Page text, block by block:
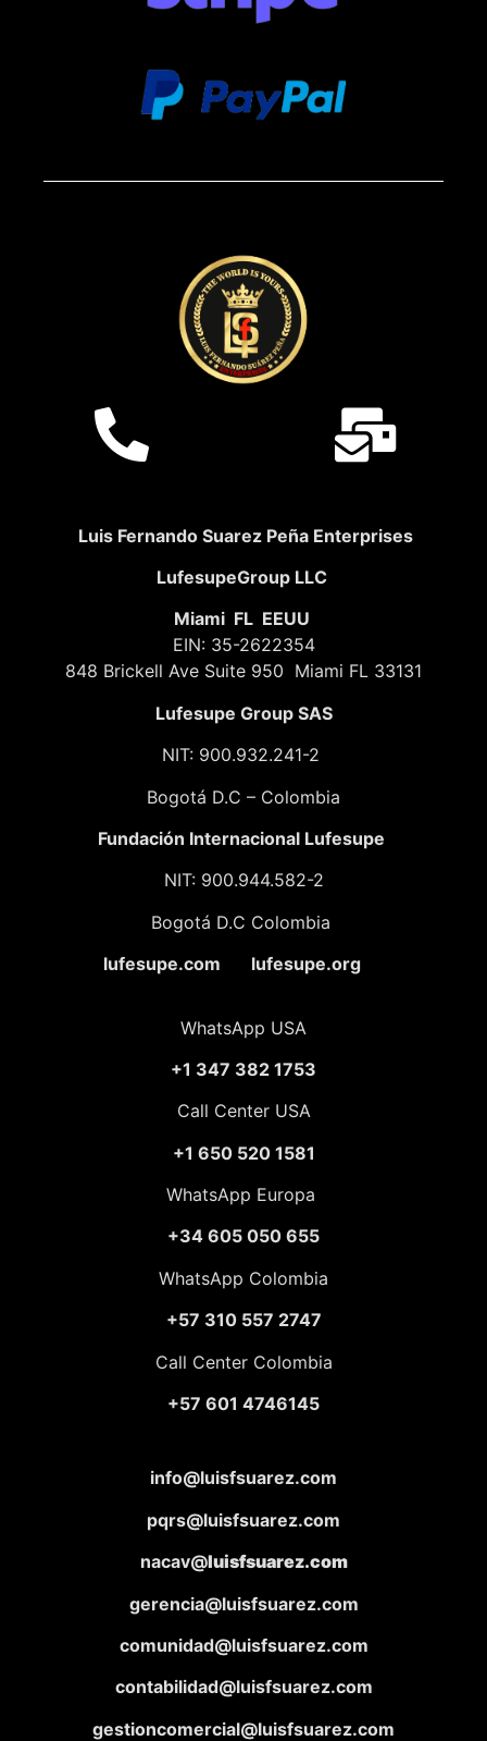
Luis Fernando Suarez Peña Enterprises
LufesupeGroup LLC
Miami FL EEUU
EIN: 35-2622354
848 Brickell Ave Suite 950 Miami FL 33131
Lufesupe Group SAS
NIT: 900.932.241-2
Bogotá D.C – Colombia
Fundación Internacional Lufesupe
NIT: 900.944.582-2
Bogotá D.C Colombia
lufesupe.com lufesupe.org
WhatsApp USA
+1 347 382 1753
Call Center USA
+1 650 520 1581
WhatsApp Europa
+34 605 050 655
WhatsApp Colombia
+57 310 557 2747
Call Center Colombia
+57 601 4746145
info@luisfsuarez.com
pqrs@luisfsuarez.com
nacav@luisfsuarez.com
gerencia@luisfsuarez.com
comunidad@luisfsuarez.com
contabilidad@luisfsuarez.com
gestioncomercial@luisfsuarez.com